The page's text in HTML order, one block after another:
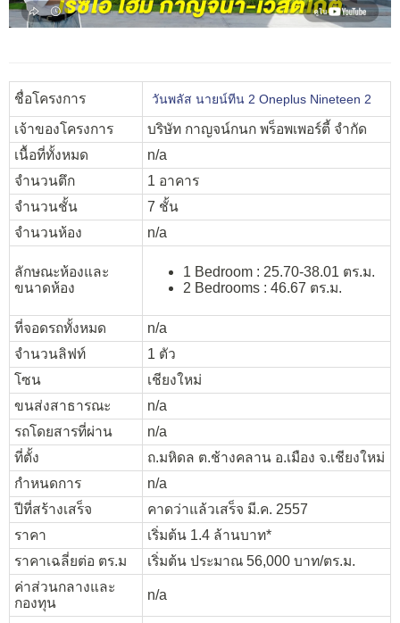
ชื่อโครงการ วันพลัส นายน์ทีน 2 Oneplus Nineteen 2
เจ้าของโครงการ
บริษัท กาญจน์กนก พร็อพเพอร์ตี้ จำกัด
เนื้อที่ทั้งหมด
n/a
จำนวนตึก
1 อาคาร
จำนวนชั้น
7 ชั้น
จำนวนห้อง
n/a
ลักษณะห้องและ
ขนาดห้อง
1 Bedroom : 25.70-38.01 ตร.ม.
2 Bedrooms : 46.67 ตร.ม.
ที่จอดรถทั้งหมด
n/a
จำนวนลิฟท์
1 ตัว
โซน
เชียงใหม่
ขนส่งสาธารณะ
n/a
รถโดยสารที่ผ่าน
n/a
ที่ตั้ง
ถ.มหิดล ต.ช้างคลาน อ.เมือง จ.เชียงใหม่
กำหนดการ
n/a
ปีที่สร้างเสร็จ
คาดว่าแล้วเสร็จ มี.ค. 2557
ราคา
เริ่มต้น 1.4 ล้านบาท*
ราคาเฉลี่ยต่อ ตร.ม
เริ่มต้น ประมาณ 56,000 บาท/ตร.ม.
ค่าส่วนกลางและ
กองทุน
n/a